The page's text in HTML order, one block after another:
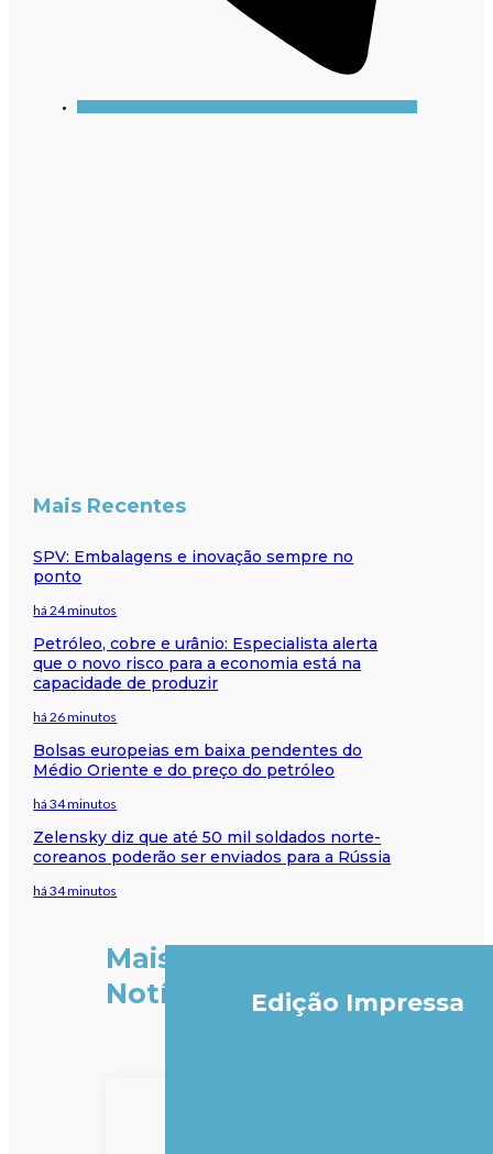
Mais Recentes
SPV: Embalagens e inovação sempre no
ponto
há 24 minutos
Petróleo, cobre e urânio: Especialista alerta
que o novo risco para a economia está na
capacidade de produzir
há 26 minutos
Bolsas europeias em baixa pendentes do
Médio Oriente e do preço do petróleo
há 34 minutos
Zelensky diz que até 50 mil soldados norte-
coreanos poderão ser enviados para a Rússia
há 34 minutos
Mais
Notícias
Edição Impressa